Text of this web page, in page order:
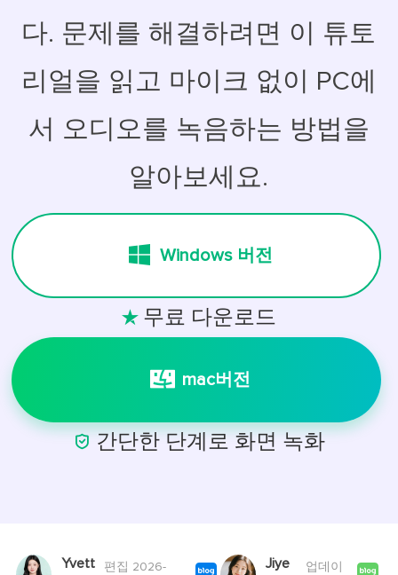
다. 문제를 해결하려면 이 튜토
리얼을 읽고 마이크 없이 PC에
서 오디오를 녹음하는 방법을
알아보세요.
Windows 버전
 무료 다운로드
mac버전
 간단한 단계로 화면 녹화
Yvett
편집 2026-
Jiye
업데이